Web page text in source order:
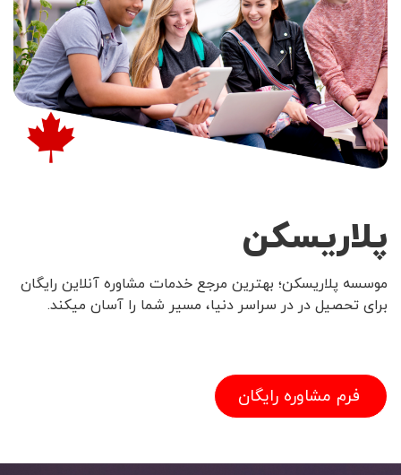
پلاریسکن
موسسه پلاریسکن؛ بهترین مرجع خدمات مشاوره آنلاین رایگان
برای تحصیل در در سراسر دنیا، مسیر شما را آسان میکند.
فرم مشاوره رایگان